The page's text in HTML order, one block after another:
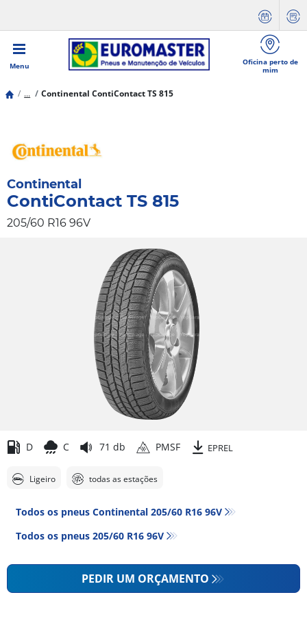
Menu
Oficina perto de
mim
... Continental ContiContact TS 815
Continental
ContiContact TS 815
205/60 R16 96V
D C 71 db PMSF EPREL
Ligeiro todas as estações
Todos os pneus Continental 205/60 R16 96V
Todos os pneus‎ 205/60 R16 96V
PEDIR UM ORÇAMENTO